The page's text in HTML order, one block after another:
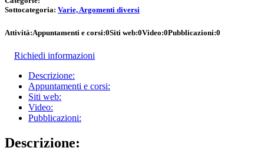
Sottocategoria: Varie, Argomenti diversi
Attività:Appuntamenti e corsi:0Siti web:0Video:0Pubblicazioni:0
Richiedi informazioni
Descrizione:
Appuntamenti e corsi:
Siti web:
Video:
Pubblicazioni:
Descrizione: